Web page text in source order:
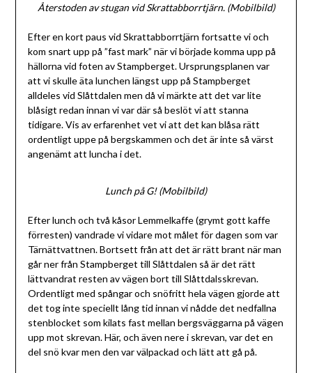
Återstoden av stugan vid Skrattabborrtjärn. (Mobilbild)
Efter en kort paus vid Skrattabborrtjärn fortsatte vi och
kom snart upp på ”fast mark” när vi började komma upp på
hällorna vid foten av Stampberget. Ursprungsplanen var
att vi skulle äta lunchen längst upp på Stampberget
alldeles vid Slåttdalen men då vi märkte att det var lite
blåsigt redan innan vi var där så beslöt vi att stanna
tidigare. Vis av erfarenhet vet vi att det kan blåsa rätt
ordentligt uppe på bergskammen och det är inte så värst
angenämt att luncha i det.
Lunch på G! (Mobilbild)
Efter lunch och två kåsor Lemmelkaffe (grymt gott kaffe
förresten) vandrade vi vidare mot målet för dagen som var
Tärnättvattnen. Bortsett från att det är rätt brant när man
går ner från Stampberget till Slåttdalen så är det rätt
lättvandrat resten av vägen bort till Slåttdalsskrevan.
Ordentligt med spångar och snöfritt hela vägen gjorde att
det tog inte speciellt lång tid innan vi nådde det nedfallna
stenblocket som kilats fast mellan bergsväggarna på vägen
upp mot skrevan. Här, och även nere i skrevan, var det en
del snö kvar men den var välpackad och lätt att gå på.